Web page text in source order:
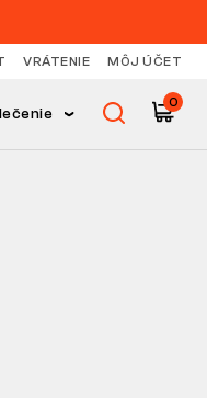
VRÁTENIE MÔJ ÚČET
0